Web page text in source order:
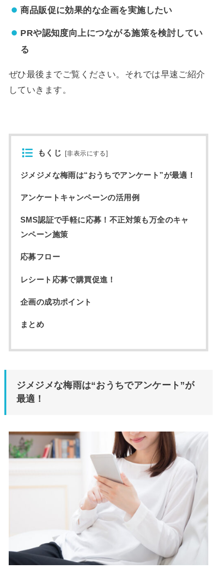
商品販促に効果的な企画を実施したい
PRや認知度向上につながる施策を検討してい
る
ぜひ最後までご覧ください。それでは早速ご紹介
していきます。
もくじ [非表示にする]
ジメジメな梅雨は“おうちでアンケート”が最適！
アンケートキャンペーンの活用例
SMS認証で手軽に応募！不正対策も万全のキャ
ンペーン施策
応募フロー
レシート応募で購買促進！
企画の成功ポイント
まとめ
ジメジメな梅雨は“おうちでアンケート”が
最適！